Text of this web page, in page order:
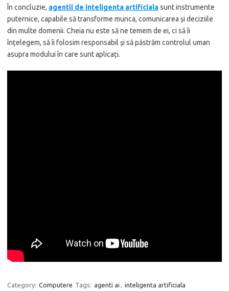
În concluzie, agentii de inteligenta artificialasunt instrumente
puternice, capabile să transforme munca, comunicarea și deciziile
din multe domenii. Cheia nu este să ne temem de ei, ci să îi
înțelegem, să îi folosim responsabil și să păstrăm controlul uman
asupra modului în care sunt aplicați.
Category: Computere Tags: agenti ai , inteligenta artificiala